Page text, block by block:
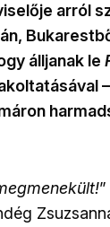
arról
álljanak le